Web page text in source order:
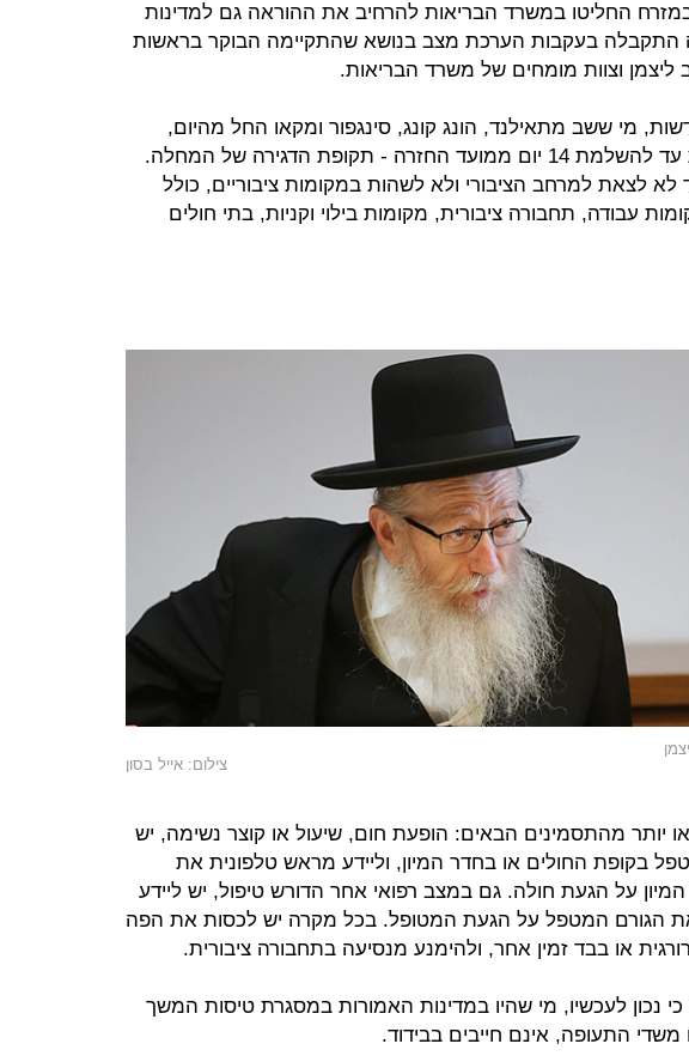
במזרח החליטו במשרד הבריאות להרחיב את ההוראה גם למדינות
התקבלה בעקבות הערכת מצב בנושא שהתקיימה הבוקר בראשות
ליצמן וצוות מומחים של משרד הבריאות.
מי ששב מתאילנד, הונג קונג, סינגפור ומקאו החל מהיום,
ישהה בבידוד בית עד להשלמת 14 יום ממועד החזרה - תקופת הדגירה של המחלה.
לא לצאת למרחב הציבורי ולא לשהות במקומות ציבוריים, כולל
עבודה, תחבורה ציבורית, מקומות בילוי וקניות, בתי חולים
צילום: אייל בסון
יותר מהתסמינים הבאים: הופעת חום, שיעול או קוצר נשימה, יש
בקופת החולים או בחדר המיון, וליידע מראש טלפונית את
על הגעת חולה. גם במצב רפואי אחר הדורש טיפול, יש ליידע
הגורם המטפל על הגעת המטופל. בכל מקרה יש לכסות את הפה
או בבד זמין אחר, ולהימנע מנסיעה בתחבורה ציבורית.
נכון לעכשיו, מי שהיו במדינות האמורות במסגרת טיסות המשך
משדי התעופה, אינם חייבים בבידוד.